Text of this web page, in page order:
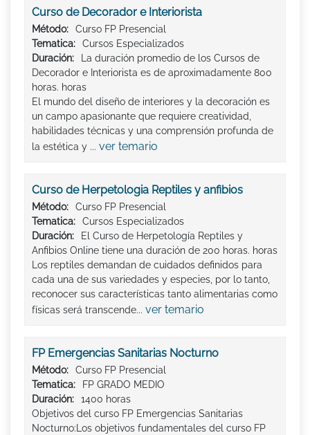
Curso de Decorador e Interiorista
Método:
Curso FP Presencial
Tematica:
Cursos Especializados
Duración:
La duración promedio de los Cursos de
Decorador e Interiorista es de aproximadamente 800
horas. horas
El mundo del diseño de interiores y la decoración es
un campo apasionante que requiere creatividad,
habilidades técnicas y una comprensión profunda de
la estética y ... ver temario
Curso de Herpetologia Reptiles y anfibios
Método:
Curso FP Presencial
Tematica:
Cursos Especializados
Duración:
El Curso de Herpetología Reptiles y
Anfibios Online tiene una duración de 200 horas. horas
Los reptiles demandan de cuidados definidos para
cada una de sus variedades y especies, por lo tanto,
reconocer sus características tanto alimentarias como
físicas será transcende... ver temario
FP Emergencias Sanitarias Nocturno
Método:
Curso FP Presencial
Tematica:
FP GRADO MEDIO
Duración:
1400 horas
Objetivos del curso FP Emergencias Sanitarias
Nocturno:Los objetivos fundamentales del curso FP